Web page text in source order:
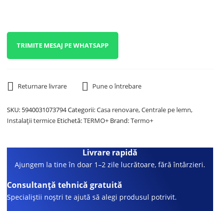
TRIMITE MESAJ PE WHATSAPP
Returnare livrare Pune o întrebare
SKU: 5940031073794Categorii:Casa renovare,Centrale pe lemn,
Instalații termice Etichetă:TERMO+ Brand:Termo+
Livrare rapidă
Ajungem la tine în doar 1–2 zile lucrătoare, fără întârzieri.
Consultanță tehnică gratuită
Specialiștii noștri te ajută să alegi produsul potrivit.